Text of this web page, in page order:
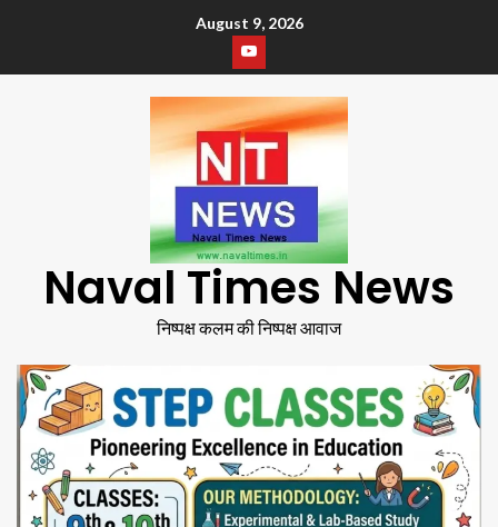
August 9, 2026
Naval Times News
निष्पक्ष कलम की निष्पक्ष आवाज